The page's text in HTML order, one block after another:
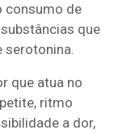
consumo de
que
serotonina.
que atua no
ritmo
a dor,